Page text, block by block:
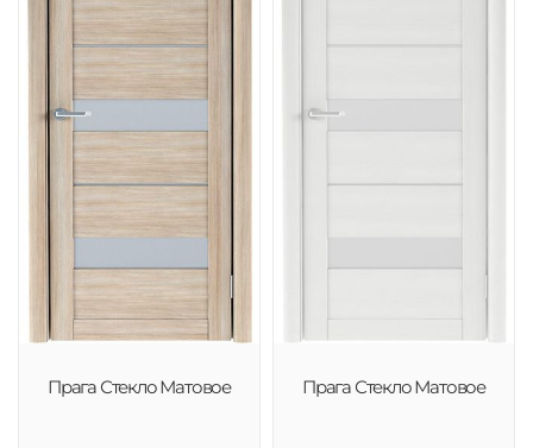
Прага Стекло Матовое Прага Стекло Матовое